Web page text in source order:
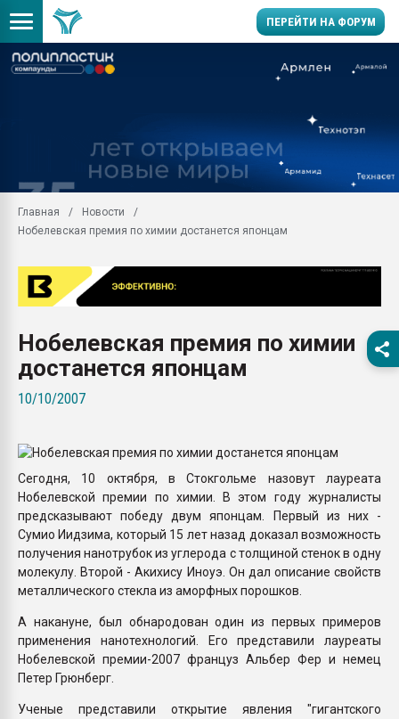
ПЕРЕЙТИ НА ФОРУМ
Вакуум-формовочные
ближайшее
Подмосковье, Москва
28.07.2026
бутылок
Материал поверхности
вакуумного
ПЕРЕЙТИ НА
Главная
Новости
Нобелевская премия по химии достанется японцам
Нобелевская премия по химии
достанется японцам
10/10/2007
Сегодня, 10 октября, в Стокгольме назовут лауреата
Нобелевской премии по химии. В этом году журналисты
предсказывают победу двум японцам. Первый из них -
Сумио Иидзима, который 15 лет назад доказал возможность
получения нанотрубок из углерода с толщиной стенок в одну
молекулу. Второй - Акихису Иноуэ. Он дал описание свойств
металлического стекла из аморфных порошков.
А накануне, был обнародован один из первых примеров
применения нанотехнологий. Его представили лауреаты
Нобелевской премии-2007 француз Альбер Фер и немец
Петер Грюнберг.
Ученые представили открытие явления "гигантского